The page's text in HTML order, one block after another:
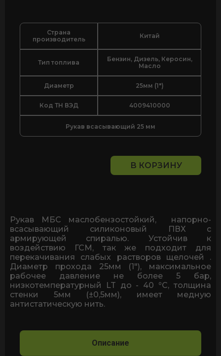
Страна
производитель
Китай
Тип топлива
Бензин, Дизель, Керосин,
Масло
Диаметр 25мм (1")
Код ТН ВЭД 4009410000
Рукав всасывающий 25 мм
антистатик
напорно-
всасывающий
25мм
В КОРЗИНУ
Рукав МБС маслобензостойкий, напорно-
всасывающий силиконовый ПВХ с
армирующей спиралью. Устойчив к
воздействию ГСМ, так же подходит для
перекачивания слабых растворов щелочей .
Диаметр прохода 25мм (1"), максимальное
рабочее давление не более 5 бар,
низкотемпературный LT до - 40 °С, толщина
стенки 5мм (±0,5мм), имеет медную
антистатическую нить.
Описание